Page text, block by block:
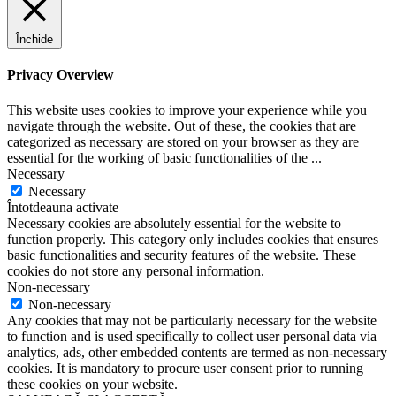
Închide
Privacy Overview
This website uses cookies to improve your experience while you
navigate through the website. Out of these, the cookies that are
categorized as necessary are stored on your browser as they are
essential for the working of basic functionalities of the ...
Necessary
Necessary
Întotdeauna activate
Necessary cookies are absolutely essential for the website to
function properly. This category only includes cookies that ensures
basic functionalities and security features of the website. These
cookies do not store any personal information.
Non-necessary
Non-necessary
Any cookies that may not be particularly necessary for the website
to function and is used specifically to collect user personal data via
analytics, ads, other embedded contents are termed as non-necessary
cookies. It is mandatory to procure user consent prior to running
these cookies on your website.